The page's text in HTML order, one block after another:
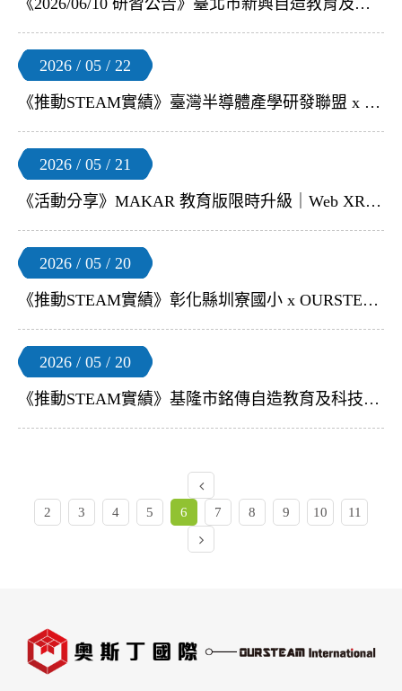
《2026/06/10 研習公告》臺北市新興自造教育及科技中心 x OURSTEAM | 【FAI F9A-B無刷馬達足球無人機師生培訓】教師研習
2026 / 05 / 22
《推動STEAM實績》臺灣半導體產學研發聯盟 x OURSTEAM | 【物聯網系統概論】
2026 / 05 / 21
《活動分享》MAKAR 教育版限時升級｜Web XR 體驗正式開放！
2026 / 05 / 20
《推動STEAM實績》彰化縣圳寮國小 x OURSTEAM | 【無人機足球 2小時教師研習】
2026 / 05 / 20
《推動STEAM實績》基隆市銘傳自造教育及科技中心 x OURSTEAM | 【Smart Coding Kit 智能穿戴裝置 教師研習】
2 3 4 5 6 7 8 9 10 11